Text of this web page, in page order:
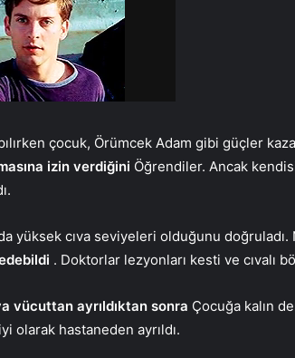
çocuk, Örümcek Adam gibi güçler
izin verdiğini Öğrendiler. Ancak
yüksek cıva seviyeleri olduğunu doğruladı.
. Doktorlar lezyonları kesti ve cıvalı
vücuttan ayrıldıktan sonra Çocuğa kalın
olarak hastaneden ayrıldı.